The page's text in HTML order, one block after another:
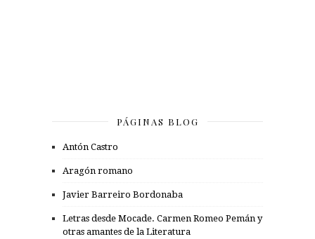
PÁGINAS BLOG
Antón Castro
Aragón romano
Javier Barreiro Bordonaba
Letras desde Mocade. Carmen Romeo Pemán y
otras amantes de la Literatura